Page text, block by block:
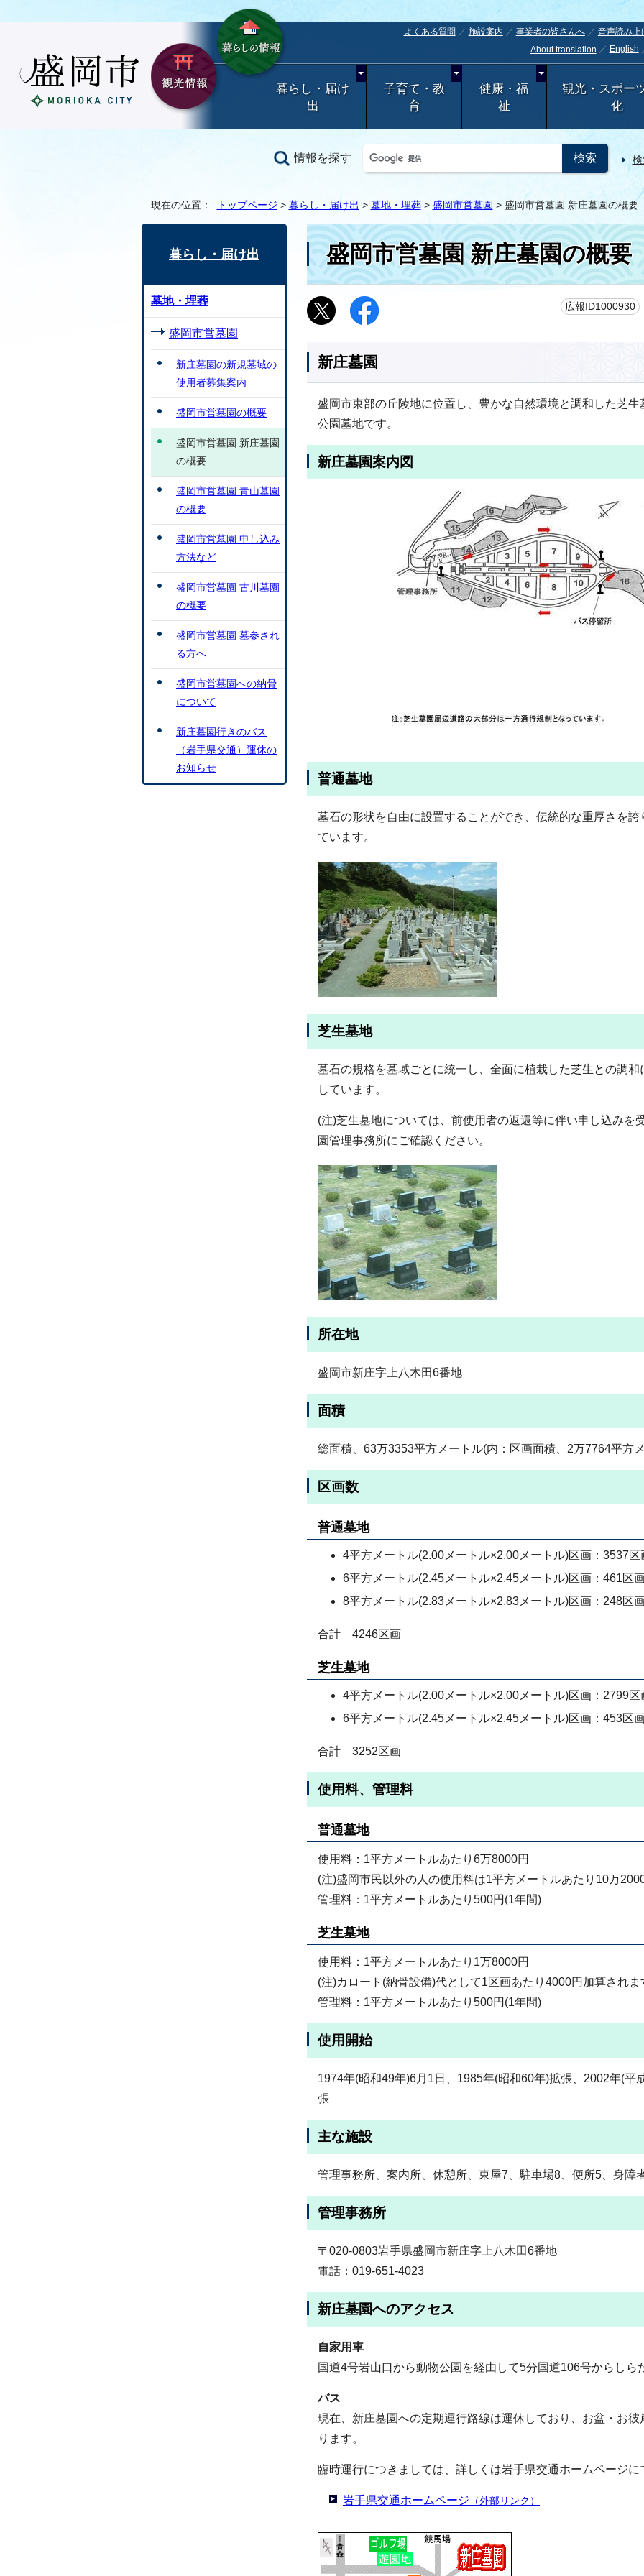
よくある質問 施設案内 事業者の皆さんへ 音声読み上
About translation
English
暮らし・届け
出
子育て・教
育
健康・福
祉
観光・スポー
化
情報を探す
現在の位置： トップページ > 暮らし・届け出 > 墓地・埋葬> 盛岡市営墓園 > 盛岡市営墓園 新庄墓園の概要
盛岡市営墓園 新庄墓園の概要
広報ID1000930
新庄墓園
盛岡市東部の丘陵地に位置し、豊かな自然環境と調和した芝
公園墓地です。
新庄墓園案内図
普通墓地
墓石の形状を自由に設置することができ、伝統的な重厚さを
ています。
芝生墓地
墓石の規格を墓域ごとに統一し、全面に植栽した芝生との調
しています。
(注)芝生墓地については、前使用者の返還等に伴い申し込みを
園管理事務所にご確認ください。
所在地
盛岡市新庄字上八木田6番地
面積
総面積、63万3353平方メートル(内：区画面積、2万7764平方
区画数
普通墓地
4平方メートル(2.00メートル×2.00メートル)区画：3537区
6平方メートル(2.45メートル×2.45メートル)区画：461区
8平方メートル(2.83メートル×2.83メートル)区画：248区
合計 4246区画
芝生墓地
4平方メートル(2.00メートル×2.00メートル)区画：2799区
6平方メートル(2.45メートル×2.45メートル)区画：453区
合計 3252区画
使用料、管理料
普通墓地
使用料：1平方メートルあたり6万8000円
(注)盛岡市民以外の人の使用料は1平方メートルあたり10万
管理料：1平方メートルあたり500円(1年間)
芝生墓地
使用料：1平方メートルあたり1万8000円
(注)カロート(納骨設備)代として1区画あたり4000円加算されま
管理料：1平方メートルあたり500円(1年間)
使用開始
1974年(昭和49年)6月1日、1985年(昭和60年)拡張、2002年(平
張
主な施設
管理事務所、案内所、休憩所、東屋7、駐車場8、便所5、身障
管理事務所
〒020-0803岩手県盛岡市新庄字上八木田6番地
電話：019-651-4023
新庄墓園へのアクセス
自家用車
国道4号岩山口から動物公園を経由して5分国道106号からしら
バス
現在、新庄墓園への定期運行路線は運休しており、お盆・お
ります。
臨時運行につきましては、詳しくは岩手県交通ホームページに
岩手県交通ホームページ （外部リンク）
暮らし・届け出
墓地・埋葬
盛岡市営墓園
新庄墓園の新規墓域の
使用者募集案内
盛岡市営墓園の概要
盛岡市営墓園 新庄墓園
の概要
盛岡市営墓園 青山墓園
の概要
盛岡市営墓園 申し込み
方法など
盛岡市営墓園 古川墓園
の概要
盛岡市営墓園 墓参され
る方へ
盛岡市営墓園への納骨
について
新庄墓園行きのバス
（岩手県交通）運休の
お知らせ